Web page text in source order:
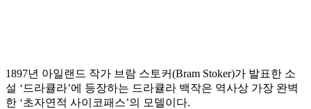
1897년 아일랜드 작가 브람 스토커(Bram Stoker)가 발표한 소
설 ‘드라큘라’에 등장하는 드라큘라 백작은 역사상 가장 완벽
한 ‘초자연적 사이코패스’의 모델이다.